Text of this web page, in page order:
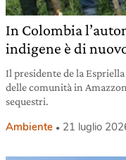
In Colombia
indigene è di
Il presidente de la
delle comunità in
sequestri.
Ambiente 21 luglio